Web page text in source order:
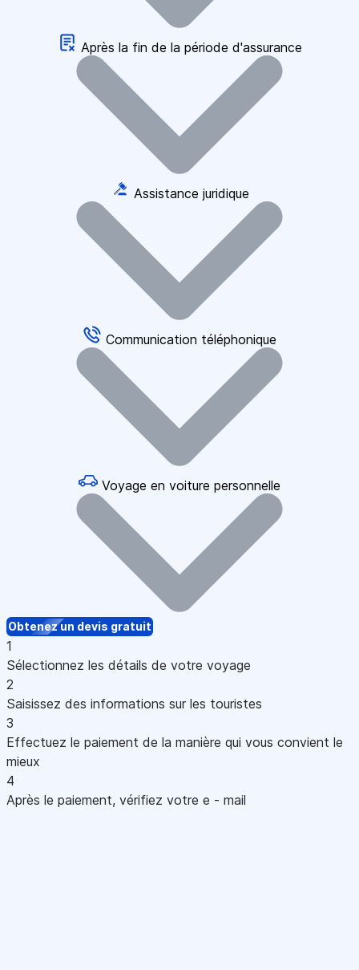
Après la fin de la période d'assurance
Assistance juridique
Communication téléphonique
Voyage en voiture personnelle
Obtenez un devis gratuit
1
Sélectionnez les détails de votre voyage
2
Saisissez des informations sur les touristes
3
Effectuez le paiement de la manière qui vous convient le
mieux
4
Après le paiement, vérifiez votre e - mail